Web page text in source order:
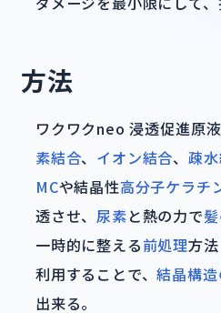
方法
ワクワクneo 浸透促進原
素結合、 イオン結合、疎
MCや結晶性高分子ケラチ
透させ、 尿素と熱の力で
一時的に整える前処理方
利用することで、結晶構
出来る。